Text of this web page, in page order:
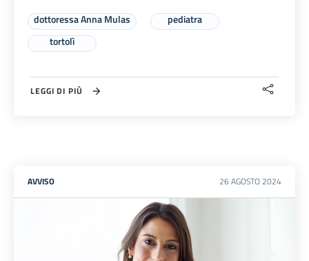
dottoressa Anna Mulas
pediatra
tortolì
LEGGI DI PIÙ
AVVISO 26 AGOSTO 2024